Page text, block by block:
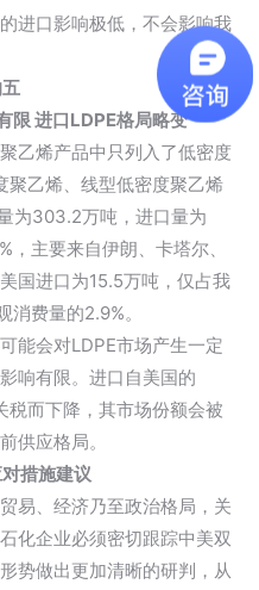
进口影响极低，不会影响我
限 进口LDPE格局略变
乙烯产品中只列入了低密度
聚乙烯、线型低密度聚乙烯
为303.2万吨，进口量为
主要来自伊朗、卡塔尔、
国进口为15.5万吨，仅占我
消费量的2.9%。
能会对LDPE市场产生一定
响有限。进口自美国的
税而下降，其市场份额会被
供应格局。
措施建议
易、经济乃至政治格局，关
化企业必须密切跟踪中美双
势做出更加清晰的研判，从